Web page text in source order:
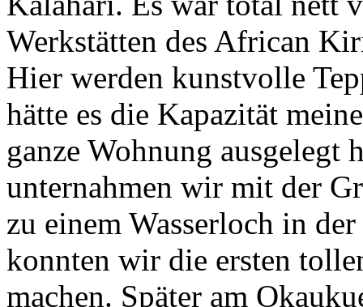
Werkstätten des African
Hier werden kunstvolle
hätte es die Kapazität
ganze Wohnung ausgelegt
unternahmen wir mit der
zu einem Wasserloch in
konnten wir die ersten
machen. Später am